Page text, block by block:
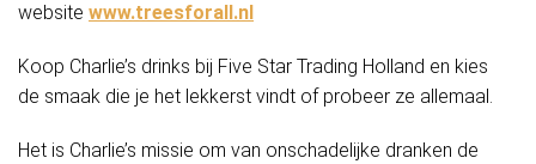
website www.treesforall.nl
Koop Charlie’s drinks bij Five Star Trading Holland en kies
de smaak die je het lekkerst vindt of probeer ze allemaal.
Het is Charlie’s missie om van onschadelijke dranken de